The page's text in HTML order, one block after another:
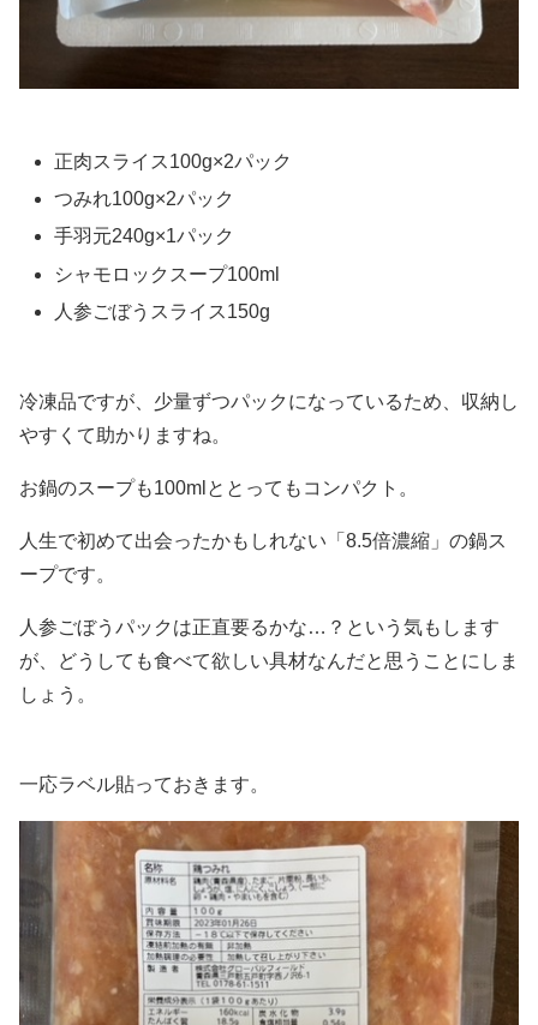
正肉スライス100g×2パック
つみれ100g×2パック
手羽元240g×1パック
シャモロックスープ100ml
人参ごぼうスライス150g
冷凍品ですが、少量ずつパックになっているため、収納し
やすくて助かりますね。
お鍋のスープも100mlととってもコンパクト。
人生で初めて出会ったかもしれない「8.5倍濃縮」の鍋ス
ープです。
人参ごぼうパックは正直要るかな…？という気もします
が、どうしても食べて欲しい具材なんだと思うことにしま
しょう。
一応ラベル貼っておきます。